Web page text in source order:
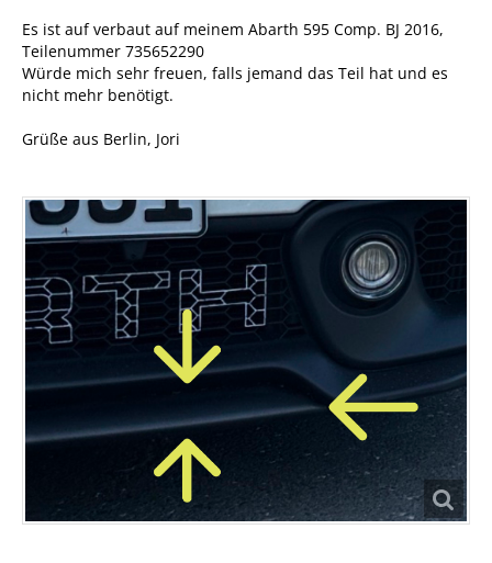
Es ist auf verbaut auf meinem Abarth 595 Comp. BJ 2016,
Teilenummer 735652290
Würde mich sehr freuen, falls jemand das Teil hat und es
nicht mehr benötigt.
Grüße aus Berlin, Jori